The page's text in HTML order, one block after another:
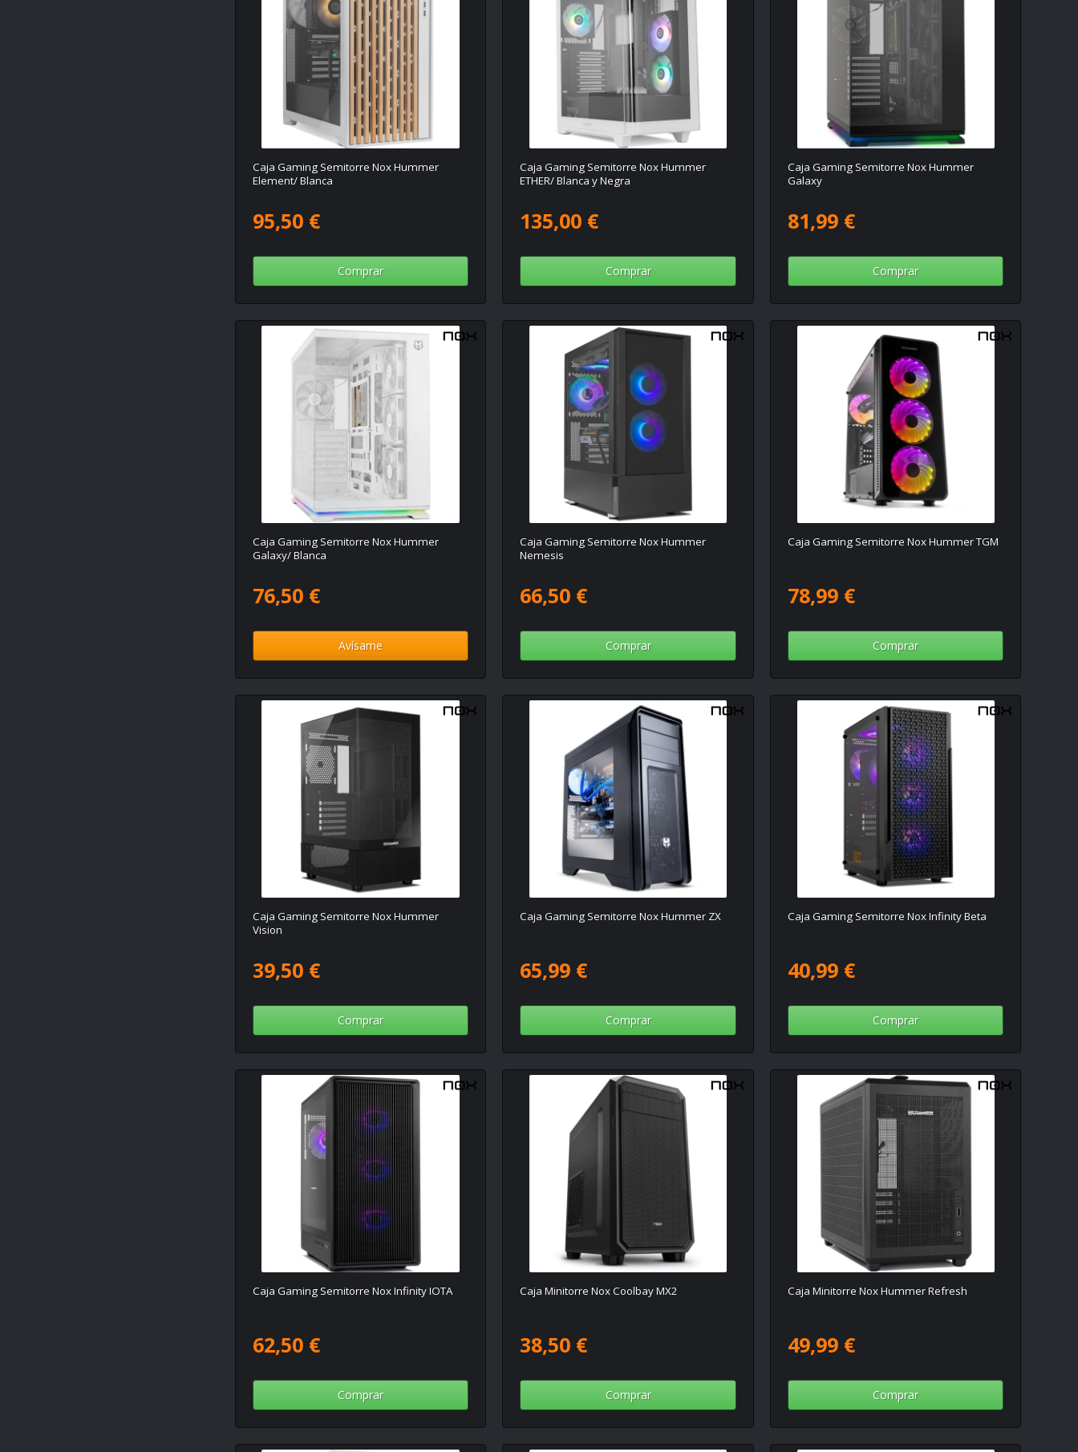
Caja Gaming Semitorre Nox Hummer
Element/ Blanca
95,50 €
Comprar
Caja Gaming Semitorre Nox Hummer
ETHER/ Blanca y Negra
135,00 €
Comprar
Caja Gaming Semitorre Nox Hummer
Galaxy
81,99 €
Comprar
Caja Gaming Semitorre Nox Hummer
Galaxy/ Blanca
76,50 €
Avísame
Caja Gaming Semitorre Nox Hummer
Nemesis
66,50 €
Comprar
Caja Gaming Semitorre Nox Hummer TGM
78,99 €
Comprar
Caja Gaming Semitorre Nox Hummer
Vision
39,50 €
Comprar
Caja Gaming Semitorre Nox Hummer ZX
65,99 €
Comprar
Caja Gaming Semitorre Nox Infinity Beta
40,99 €
Comprar
Caja Gaming Semitorre Nox Infinity IOTA
62,50 €
Comprar
Caja Minitorre Nox Coolbay MX2
38,50 €
Comprar
Caja Minitorre Nox Hummer Refresh
49,99 €
Comprar